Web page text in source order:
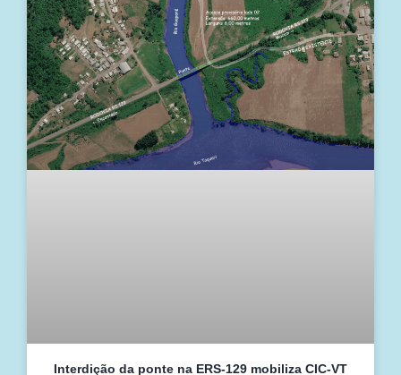
Interdição da ponte na ERS-129 mobiliza CIC-VT